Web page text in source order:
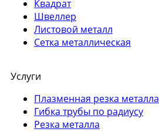
Квадрат
Швеллер
Листовой металл
Сетка металлическая
Услуги
Плазменная резка металла
Гибка трубы по радиусу
Резка металла